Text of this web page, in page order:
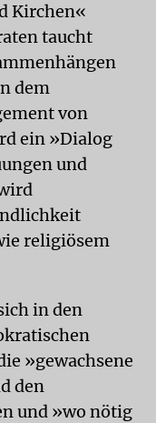
Kirchen«
taucht
dem
von
ein »Dialog
und
religiösem
in den
»gewachsene
den
und »wo nötig